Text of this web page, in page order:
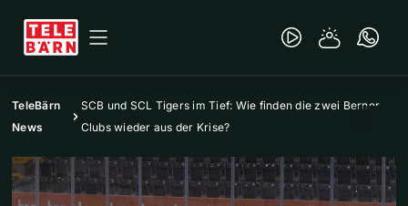
TeleBärn
News
SCB und SCL Tigers im Tief: Wie finden die zwei Berner
Clubs wieder aus der Krise?